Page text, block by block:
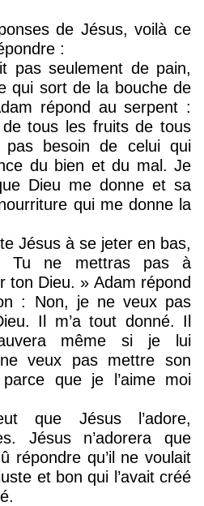
de Jésus, voilà ce
:
pas seulement de pain,
qui sort de la bouche de
répond au serpent :
tous les fruits de tous
pas besoin de celui qui
du bien et du mal. Je
Dieu me donne et sa
qui me donne la
Jésus à se jeter en bas,
Tu ne mettras pas à
ton Dieu. » Adam répond
: Non, je ne veux pas
Il m’a tout donné. Il
même si je lui
veux pas mettre son
que je l’aime moi
que Jésus l’adore,
Jésus n’adorera que
répondre qu’il ne voulait
et bon qui l’avait créé